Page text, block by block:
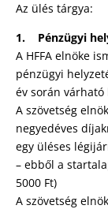
Az ülés tárgya:
1. Pénzügyi
A HFFA elnöke
pénzügyi
év során várható
A szövetség
negyedéves
egy üléses
– ebből a
5000 Ft)
A szövetség